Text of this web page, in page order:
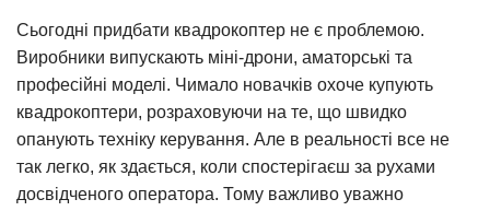
Сьогодні придбати квадрокоптер не є проблемою.
Виробники випускають міні-дрони, аматорські та
професійні моделі. Чимало новачків охоче купують
квадрокоптери, розраховуючи на те, що швидко
опанують техніку керування. Але в реальності все не
так легко, як здається, коли спостерігаєш за рухами
досвідченого оператора. Тому важливо уважно